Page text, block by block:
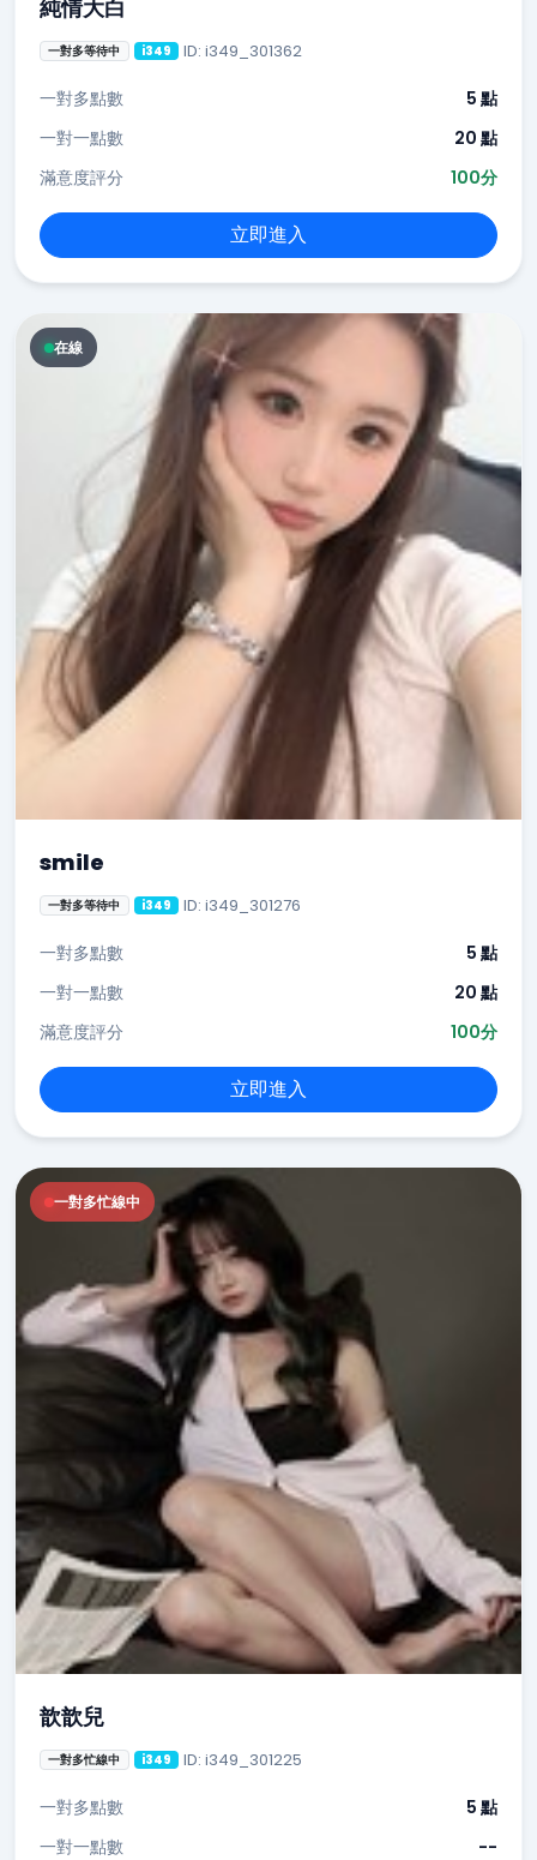
純情大白
一對多等待中 i349 ID: i349_301362
一對多點數
5 點
一對一點數
20 點
滿意度評分
100分
立即進入
在線
smile
一對多等待中 i349 ID: i349_301276
一對多點數
5 點
一對一點數
20 點
滿意度評分
100分
立即進入
一對多忙線中
歆歆兒
一對多忙線中 i349 ID: i349_301225
一對多點數
5 點
一對一點數
--